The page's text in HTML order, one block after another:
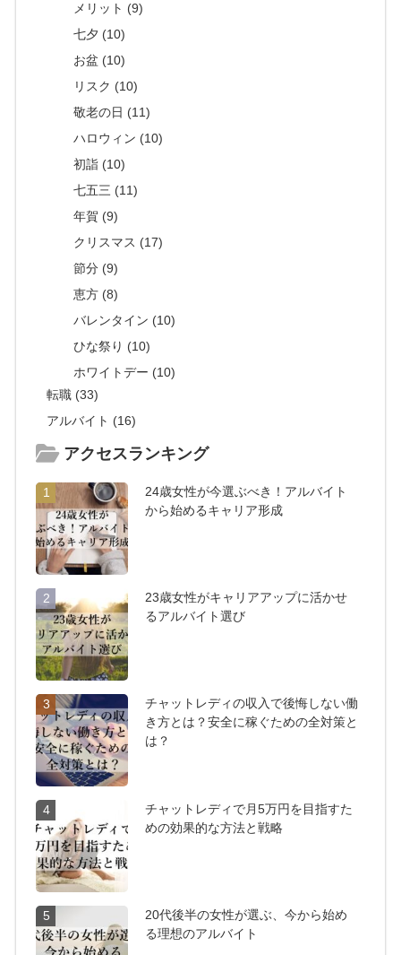
メリット (9)
七夕 (10)
お盆 (10)
リスク (10)
敬老の日 (11)
ハロウィン (10)
初詣 (10)
七五三 (11)
年賀 (9)
クリスマス (17)
節分 (9)
恵方 (8)
バレンタイン (10)
ひな祭り (10)
ホワイトデー (10)
転職 (33)
アルバイト (16)
アクセスランキング
1
24歳女性が今選ぶべき！アルバイト
から始めるキャリア形成
2
23歳女性がキャリアアップに活かせ
るアルバイト選び
3
チャットレディの収入で後悔しない働
き方とは？安全に稼ぐための全対策と
は？
4
チャットレディで月5万円を目指すた
めの効果的な方法と戦略
5
20代後半の女性が選ぶ、今から始め
る理想のアルバイト